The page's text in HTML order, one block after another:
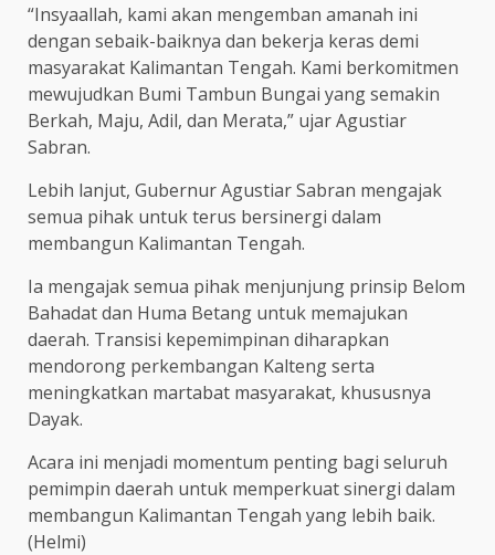
“Insyaallah, kami akan mengemban amanah ini
dengan sebaik-baiknya dan bekerja keras demi
masyarakat Kalimantan Tengah. Kami berkomitmen
mewujudkan Bumi Tambun Bungai yang semakin
Berkah, Maju, Adil, dan Merata,” ujar Agustiar
Sabran.
Lebih lanjut, Gubernur Agustiar Sabran mengajak
semua pihak untuk terus bersinergi dalam
membangun Kalimantan Tengah.
Ia mengajak semua pihak menjunjung prinsip Belom
Bahadat dan Huma Betang untuk memajukan
daerah. Transisi kepemimpinan diharapkan
mendorong perkembangan Kalteng serta
meningkatkan martabat masyarakat, khususnya
Dayak.
Acara ini menjadi momentum penting bagi seluruh
pemimpin daerah untuk memperkuat sinergi dalam
membangun Kalimantan Tengah yang lebih baik.
(Helmi)